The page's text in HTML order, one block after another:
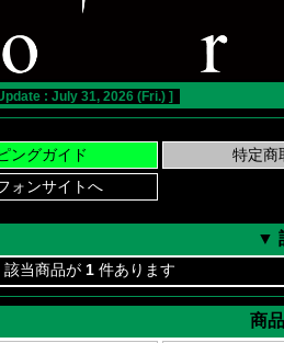
: July 31, 2026 (Fri.) ]
▼
該当商品が 1 件あります
商